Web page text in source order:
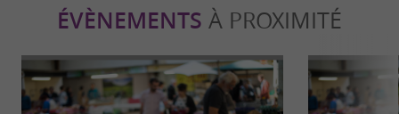
ÉVÈNEMENTS À PROXIMITÉ